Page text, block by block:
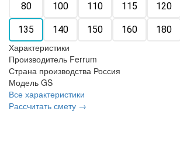
80 100 110 115 120
135 140 150 160 180
Характеристики
Производитель Ferrum
Страна производства Россия
Модель GS
Все характеристики
Рассчитать смету →